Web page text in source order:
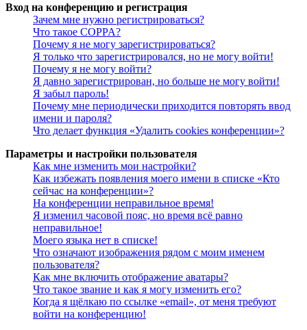
Вход на конференцию и регистрация
Зачем мне нужно регистрироваться?
Что такое COPPA?
Почему я не могу зарегистрироваться?
Я только что зарегистрировался, но не могу войти!
Почему я не могу войти?
Я давно зарегистрирован, но больше не могу войти!
Я забыл пароль!
Почему мне периодически приходится повторять ввод
имени и пароля?
Что делает функция «Удалить cookies конференции»?
Параметры и настройки пользователя
Как мне изменить мои настройки?
Как избежать появления моего имени в списке «Кто
сейчас на конференции»?
На конференции неправильное время!
Я изменил часовой пояс, но время всё равно
неправильное!
Моего языка нет в списке!
Что означают изображения рядом с моим именем
пользователя?
Как мне включить отображение аватары?
Что такое звание и как я могу изменить его?
Когда я щёлкаю по ссылке «email», от меня требуют
войти на конференцию!